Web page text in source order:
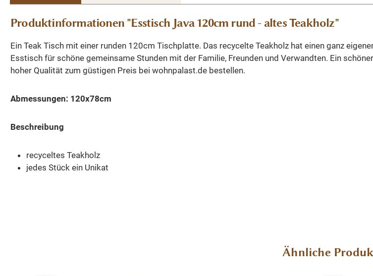
Produktinformationen "Esstisch Java 120cm rund - altes Teakholz"
Ein Teak Tisch mit einer runden 120cm Tischplatte. Das recycelte Teakholz hat einen ganz
Esstisch für schöne gemeinsame Stunden mit der Familie, Freunden und Verwandten. Ein
hoher Qualität zum güstigen Preis bei wohnpalast.de bestellen.
Abmessungen: 120x78cm
Beschreibung
recyceltes Teakholz
jedes Stück ein Unikat
Ähnliche